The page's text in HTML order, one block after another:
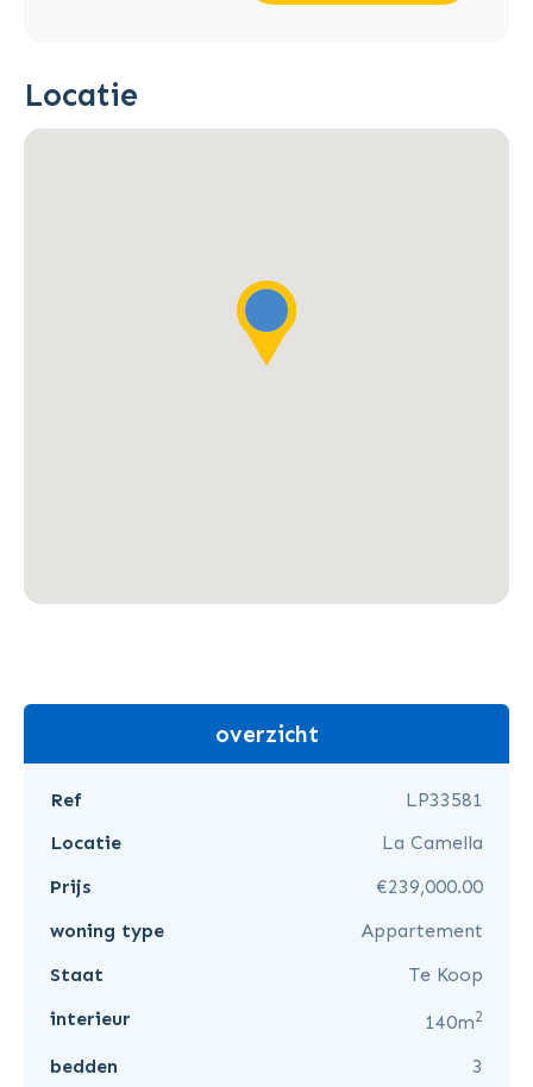
Locatie
overzicht
Ref
LP33581
Locatie
La Camella
Prijs
€239,000.00
woning type
Appartement
Staat
Te Koop
interieur
140m2
bedden
3